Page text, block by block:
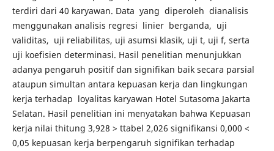
terdiri dari 40 karyawan. Data yang diperoleh dianalisis
menggunakan analisis regresi linier berganda, uji
validitas, uji reliabilitas, uji asumsi klasik, uji t, uji f, serta
uji koefisien determinasi. Hasil penelitian menunjukkan
adanya pengaruh positif dan signifikan baik secara parsial
ataupun simultan antara kepuasan kerja dan lingkungan
kerja terhadap loyalitas karyawan Hotel Sutasoma Jakarta
Selatan. Hasil penelitian ini menyatakan bahwa Kepuasan
kerja nilai thitung 3,928 > ttabel 2,026 signifikansi 0,000 <
0,05 kepuasan kerja berpengaruh signifikan terhadap